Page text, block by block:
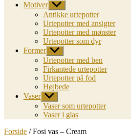
Motiver Vis
undermenu
Antikke urtepotter
Urtepotter med ansigter
Urtepotter med mønster
Urtepotter som dyr
Former Vis
undermenu
Urtepotter med ben
Firkantede urtepotter
Urtepotter på fod
Højbede
Vaser Vis
undermenu
Vaser som urtepotter
Vaser i glas
Forside / Fosi vas – Cream